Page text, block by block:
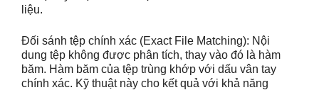
liệu.
Đối sánh tệp chính xác (Exact File Matching): Nội
dung tệp không được phân tích, thay vào đó là hàm
băm. Hàm băm của tệp trùng khớp với dấu vân tay
chính xác. Kỹ thuật này cho kết quả với khả năng